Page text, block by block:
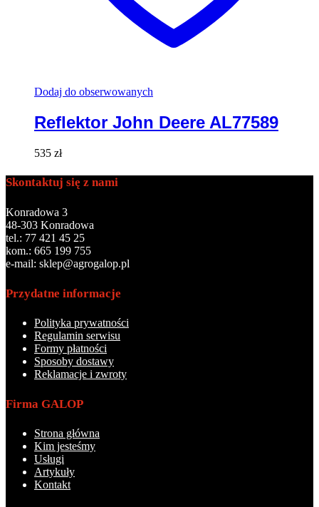
Dodaj do obserwowanych
Reflektor John Deere AL77589
535 zł
Skontaktuj się z nami
Konradowa 3
48-303 Konradowa
tel.: 77 421 45 25
kom.: 665 199 755
e-mail: sklep@agrogalop.pl
Przydatne informacje
Polityka prywatności
Regulamin serwisu
Formy płatności
Sposoby dostawy
Reklamacje i zwroty
Firma GALOP
Strona główna
Kim jesteśmy
Usługi
Artykuły
Kontakt